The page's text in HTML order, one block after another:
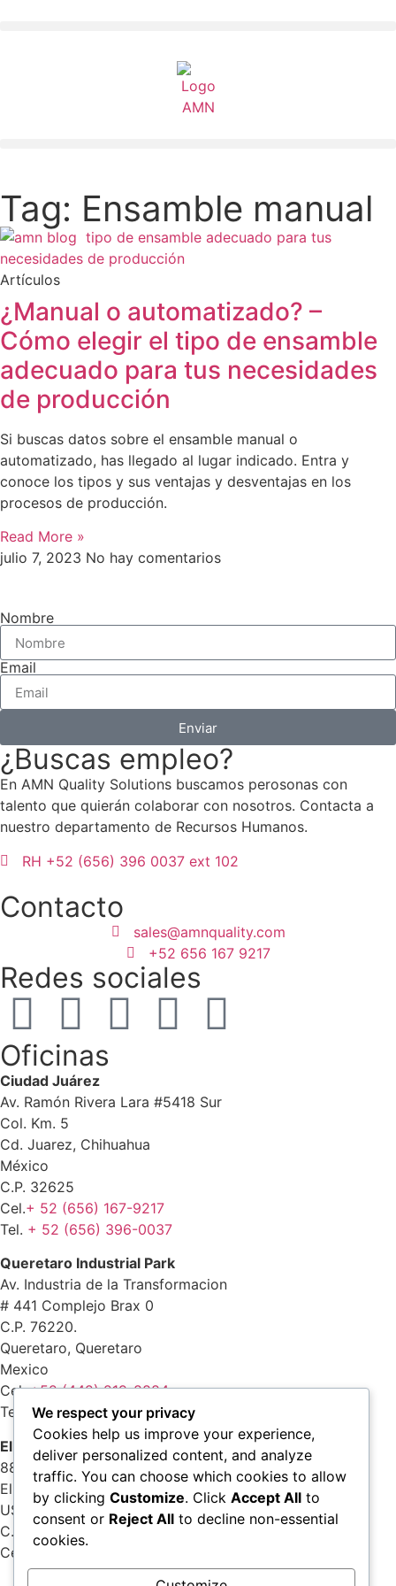
Tag: Ensamble manual
Artículos
¿Manual o automatizado? –
Cómo elegir el tipo de ensamble
adecuado para tus necesidades
de producción
Si buscas datos sobre el ensamble manual o
automatizado, has llegado al lugar indicado. Entra y
conoce los tipos y sus ventajas y desventajas en los
procesos de producción.
Read More »
julio 7, 2023 No hay comentarios
Nombre
Email
Enviar
¿Buscas empleo?
En AMN Quality Solutions buscamos perosonas con
talento que quierán colaborar con nosotros. Contacta a
nuestro departamento de Recursos Humanos.
RH +52 (656) 396 0037 ext 102
Contacto
sales@amnquality.com
+52 656 167 9217
Redes sociales
Oficinas
Ciudad Juárez
Av. Ramón Rivera Lara #5418 Sur
Col. Km. 5
Cd. Juarez, Chihuahua
México
C.P. 32625
Cel.+ 52 (656) 167-9217
Tel. + 52 (656) 396-0037
Queretaro Industrial Park
Av. Industria de la Transformacion
# 441 Complejo Brax 0
C.P. 76220.
Queretaro, Queretaro
Mexico
Cel.+52 (442) 219-8884
Tel.
+52 (442) 161- 5806
El Paso
8805 Castner dr.
El Paso, Texas
USA
C.P. 79907
Cel.
+1 (915) 892-7097
We respect your privacy
Cookies help us improve your experience,
deliver personalized content, and analyze
traffic. You can choose which cookies to allow
by clicking Customize. Click Accept All to
consent or Reject All to decline non-essential
cookies.